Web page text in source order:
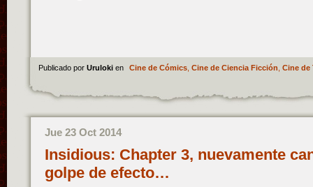
Publicado por Uruloki en Cine de Cómics, Cine de Ciencia Ficción Cine de
Jue 23 Oct 2014
Insidious: Chapter 3, nuevamente
golpe de efecto…